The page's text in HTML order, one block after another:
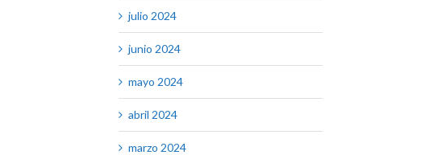
julio 2024
junio 2024
mayo 2024
abril 2024
marzo 2024